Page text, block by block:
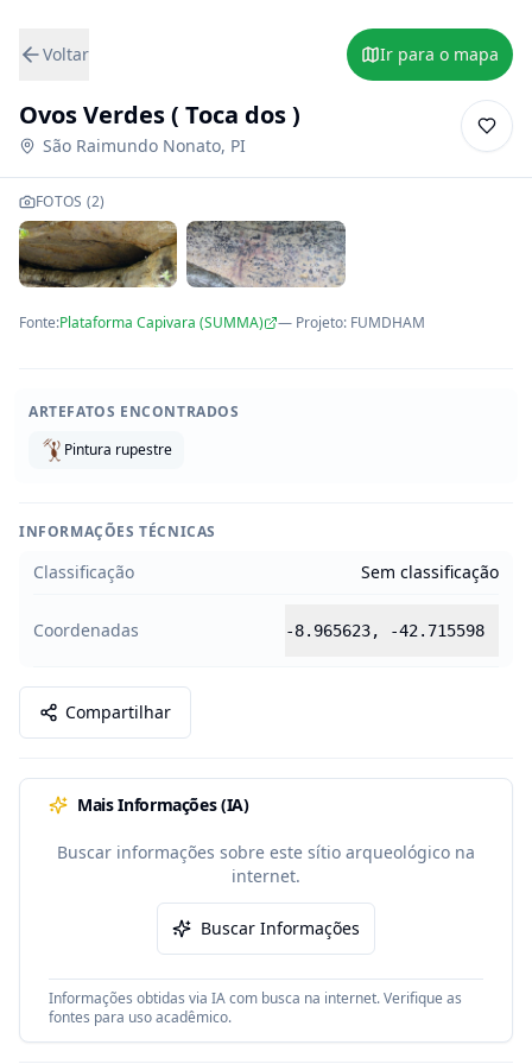
Voltar Ir para o mapa
Ovos Verdes ( Toca dos )
São Raimundo Nonato, PI
FOTOS (2)
Fonte:Plataforma Capivara (SUMMA) — Projeto: FUMDHAM
ARTEFATOS ENCONTRADOS
Pintura rupestre
INFORMAÇÕES TÉCNICAS
Classificação Sem classificação
Coordenadas -8.965623, -42.715598
Compartilhar
Mais Informações (IA)
Buscar informações sobre este sítio arqueológico na
internet.
Buscar Informações
Informações obtidas via IA com busca na internet. Verifique as
fontes para uso acadêmico.